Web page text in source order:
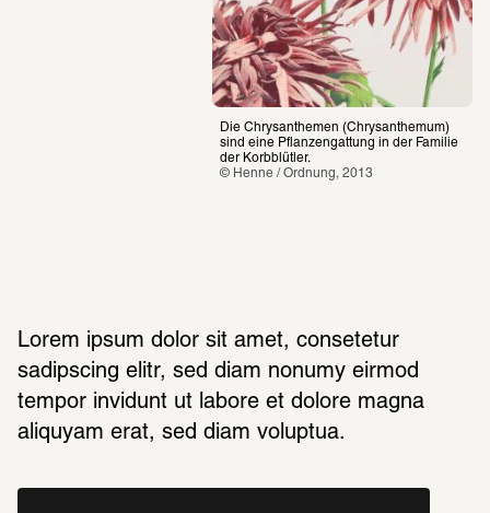
Die Chrysanthemen (Chrysanthemum)
sind eine Pflanzengattung in der Familie
der Korbblütler.
© Henne / Ordnung, 2013
Lorem ipsum dolor sit amet, consetetur
sadipscing elitr, sed diam nonumy eirmod
tempor invidunt ut labore et dolore magna
aliquyam erat, sed diam voluptua.